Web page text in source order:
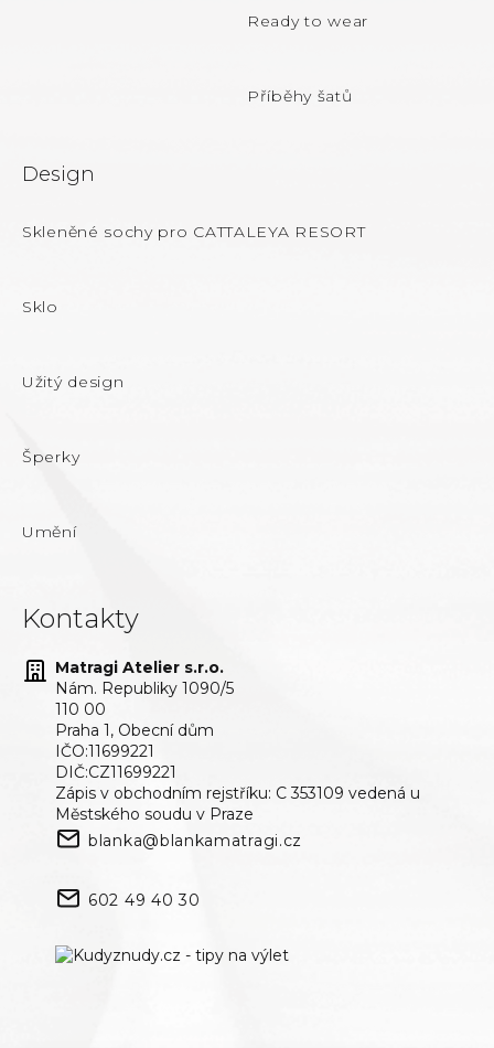
Ready to wear
Příběhy šatů
Design
Skleněné sochy pro CATTALEYA RESORT
Sklo
Užitý design
Šperky
Umění
Kontakty
Matragi Atelier s.r.o.
Nám. Republiky 1090/5
110 00
Praha 1, Obecní dům
IČO:11699221
DIČ:CZ11699221
Zápis v obchodním rejstříku: C 353109 vedená u
Městského soudu v Praze
blanka@blankamatragi.cz
602 49 40 30